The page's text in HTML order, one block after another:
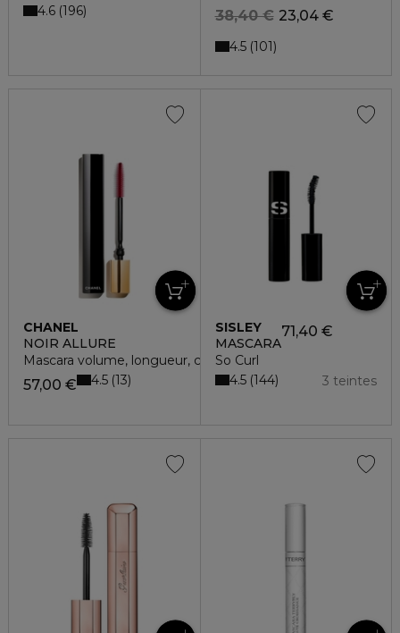
4.6 196 23,04 €
38,40 €
4.5 101
CHANEL
NOIR ALLURE
Mascara volume, longueur, courbe et définition
57,00 € 4.5 13
SISLEY
MASCARA
So Curl
71,40 €
3 teintes
4.5 144